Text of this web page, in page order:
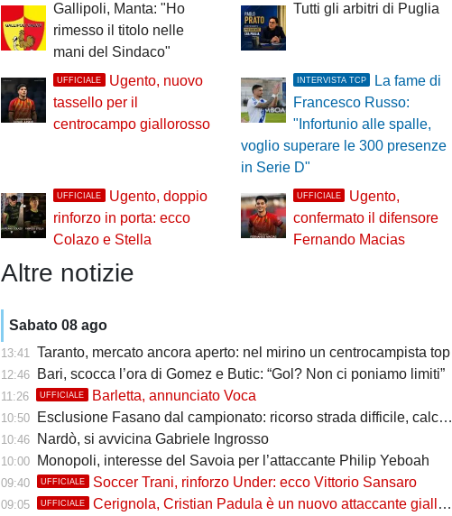
Gallipoli, Manta: "Ho
rimesso il titolo nelle
mani del Sindaco"
Tutti gli arbitri di Puglia
UFFICIALE
Ugento, nuovo
tassello per il
centrocampo giallorosso
INTERVISTA TCP
La fame di
Francesco Russo:
"Infortunio alle spalle,
voglio superare le 300 presenze
in Serie D"
UFFICIALE
Ugento, doppio
rinforzo in porta: ecco
Colazo e Stella
UFFICIALE
Ugento,
confermato il difensore
Fernando Macias
Altre notizie
Sabato 08 ago
13:41 Taranto, mercato ancora aperto: nel mirino un centrocampista top
12:46 Bari, scocca l’ora di Gomez e Butic: “Gol? Non ci poniamo limiti”
11:26 UFFICIALE Barletta, annunciato Voca
10:50 Esclusione Fasano dal campionato: ricorso strada difficile, calciatori in fuga
10:46 Nardò, si avvicina Gabriele Ingrosso
10:00 Monopoli, interesse del Savoia per l’attaccante Philip Yeboah
09:40 UFFICIALE Soccer Trani, rinforzo Under: ecco Vittorio Sansaro
09:05 UFFICIALE Cerignola, Cristian Padula è un nuovo attaccante gialloblù